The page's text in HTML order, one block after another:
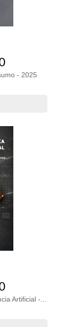
- 2025
Artificial -...